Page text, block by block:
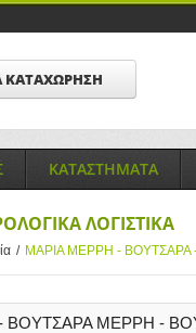
ΚΑΤΑΧΩΡΗΣΗ
ΚΑΤΑΣΤΗΜΑΤΑ
ΛΟΓΙΣΤΙΚΑ
/ MAΡΙΑ ΜΕΡΡΗ - ΒΟΥΤΣΑΡΑ
ΒΟΥΤΣΑΡΑ ΜΕΡΡΗ -